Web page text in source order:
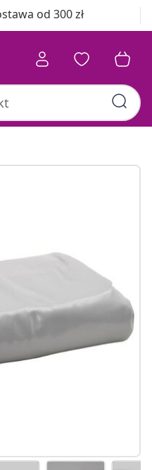
Darmowa dostawa od 300 zł